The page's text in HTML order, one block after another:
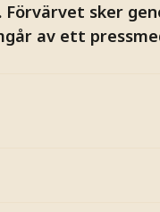
sker
av ett